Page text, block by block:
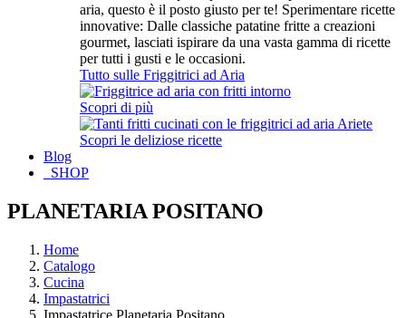
aria, questo è il posto giusto per te! Sperimentare ricette
innovative: Dalle classiche patatine fritte a creazioni
gourmet, lasciati ispirare da una vasta gamma di ricette
per tutti i gusti e le occasioni.
Tutto sulle Friggitrici ad Aria
Scopri di più
Scopri le deliziose ricette
Blog
SHOP
PLANETARIA POSITANO
Home
Catalogo
Cucina
Impastatrici